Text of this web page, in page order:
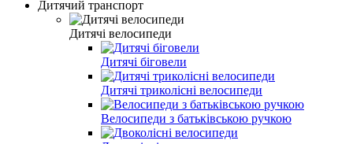
Дитячий транспорт
Дитячі велосипеди
Дитячі біговели
Дитячі триколісні велосипеди
Велосипеди з батьківською ручкою